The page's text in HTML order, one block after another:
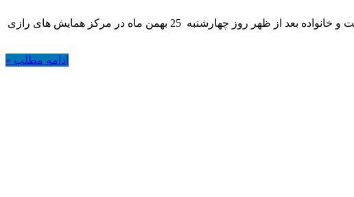
کاهش جمعیت جوان؛ افسردگی جامعه را در پی دارد. دکترخلیل علی محمدزاده استاد دانشگاه و رییس اندیشکده سلامت جمعیت و خانواده بعد از ظهر روز چهارشنبه 25 بهمن ماه در مرکز همایش های رازی
ادامه مطلب »